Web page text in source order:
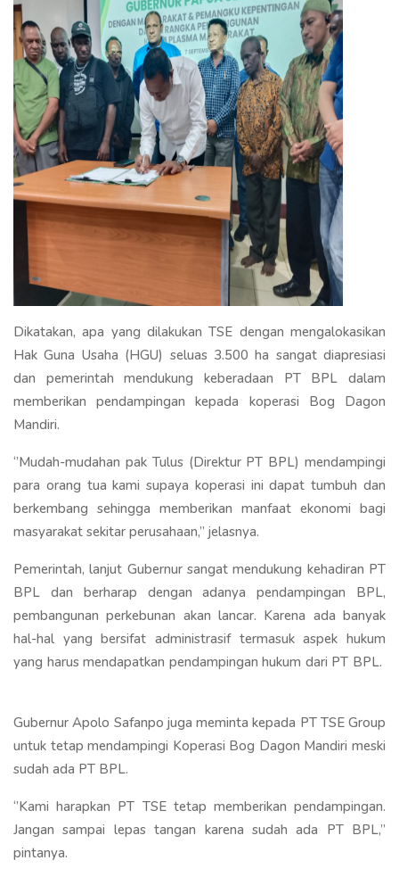
Dikatakan, apa yang dilakukan TSE dengan mengalokasikan
Hak Guna Usaha (HGU) seluas 3.500 ha sangat diapresiasi
dan pemerintah mendukung keberadaan PT BPL dalam
memberikan pendampingan kepada koperasi Bog Dagon
Mandiri.
‘’Mudah-mudahan pak Tulus (Direktur PT BPL) mendampingi
para orang tua kami supaya koperasi ini dapat tumbuh dan
berkembang sehingga memberikan manfaat ekonomi bagi
masyarakat sekitar perusahaan,’’ jelasnya.
Pemerintah, lanjut Gubernur sangat mendukung kehadiran PT
BPL dan berharap dengan adanya pendampingan BPL,
pembangunan perkebunan akan lancar. Karena ada banyak
hal-hal yang bersifat administrasif termasuk aspek hukum
yang harus mendapatkan pendampingan hukum dari PT BPL.
Gubernur Apolo Safanpo juga meminta kepada PT TSE Group
untuk tetap mendampingi Koperasi Bog Dagon Mandiri meski
sudah ada PT BPL.
‘’Kami harapkan PT TSE tetap memberikan pendampingan.
Jangan sampai lepas tangan karena sudah ada PT BPL,’’
pintanya.